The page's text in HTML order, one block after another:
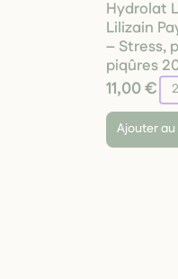
Hydrolat
Lilizain
– Stress,
piqûres
11,00 €
Ajouter